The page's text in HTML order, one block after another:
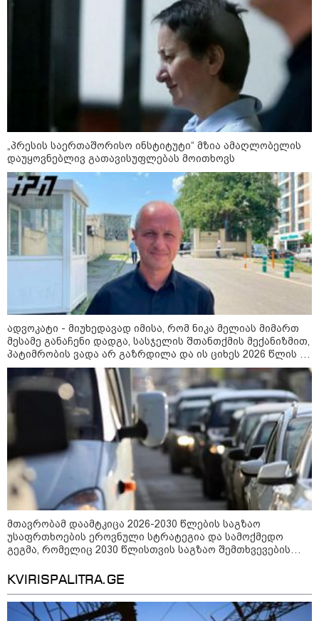
09:33 / 05-08-2026
"მამის მიერ ცოტნესთვის
დატოვებულ სახლში
თვითნებურად ცხოვრობს
ადამიანი, რომელიც ზვიადის
ანდერძში ერთი სიტყვითაც კი
არ არის მოხსენიებული" - ანა
ჯაბაური
"4 დღე უწყლოდ და უპუროდ
გაატარეს, მათ სიცოცხლე
დავუბრუნეთ" - ქართველი
მეზღვაური წერს, რომ 36
მიგრანტი, მათ შორის, ორსული
გოგონა გადაარჩინა
12:20 / 04-08-2026
"როცა კანონიკიდან
გამომდინარე, მართებულად
მიგვაჩნია, რომ ადამიანის
გასვენება ტაძრიდან არ მოხდეს,
ეს მგლოვიარეს ისეთი
სიყვარულითა უნდა ავუხსნათ,
რომ შფოთვა არ დაიბადოს" -
დედა სიდონია
16:02 / 03-08-2026
"15 წლის წინ ჩადენილი
დანაშაული, 5-ჯერ შეცვლილი
მოსამართლე, 4-ჯერ თავიდან
დაწყებული საქმე... მადლობა
პროკურატურას, მათ გარეშე ეს
შედეგი არ დადგებოდა" - ქეთა
ხარძიანი
კატეგორიის ყველა სიახლე
„თბილისის შემოგარენში ბევრი
„პრესის საერთაშორისო ინსტიტუტი“ მზია ამაღლობელის
დაუყოვნებლივ გათავისუფლებას მოითხოვს
ადვოკატი - მიუხედავად იმისა, რომ ნიკა მელიას მიმართ
მესამე განაჩენი დადგა, სასჯელის შთანთქმის მექანიზმით,
პატიმრობის ვადა არ გაზრდილა და ის ციხეს 2026 წლის 20
დეკემბერს დატოვებს
მთავრობამ დაამტკიცა 2026-2030 წლების საგზაო
უსაფრთხოების ეროვნული სტრატეგია და სამოქმედო
გეგმა, რომელიც 2030 წლისთვის საგზაო შემთხვევების
25%-ით შემცირებას ითვალისწინებს
KVIRISPALITRA.GE